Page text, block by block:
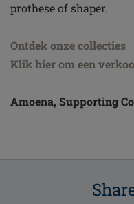
prothese of shaper.
Ontdek onze collecties
Klik hier om een
Amoena, Supporting